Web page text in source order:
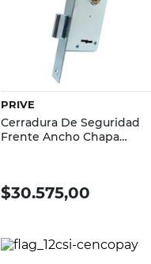
Vista rápida
PRIVE
Cerradura De Seguridad
Frente Ancho Chapa
$30.575,00